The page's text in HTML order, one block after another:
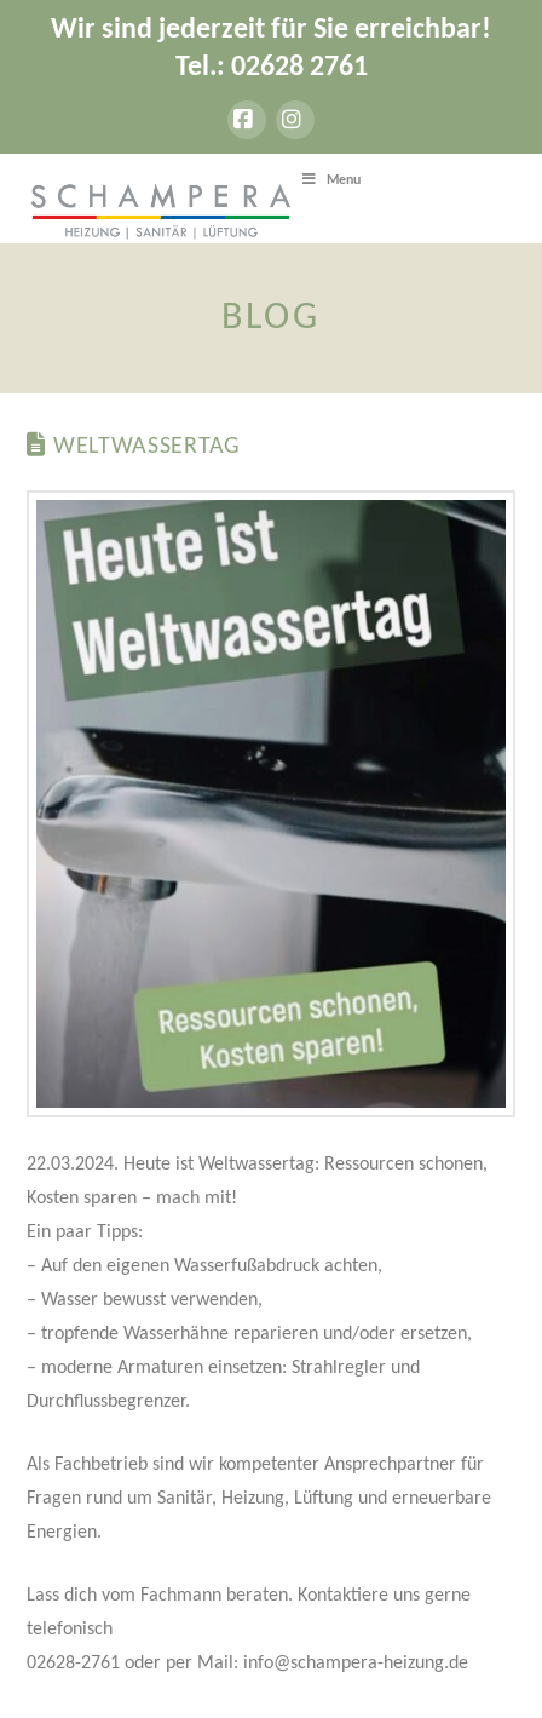
Wir sind jederzeit für Sie erreichbar!
Tel.: 02628 2761
FacebookInstagram
Menu
BLOG
WELTWASSERTAG
22.03.2024. Heute ist Weltwassertag: Ressourcen schonen,
Kosten sparen – mach mit!
Ein paar Tipps:
– Auf den eigenen Wasserfußabdruck achten,
– Wasser bewusst verwenden,
– tropfende Wasserhähne reparieren und/oder ersetzen,
– moderne Armaturen einsetzen: Strahlregler und
Durchflussbegrenzer.
Als Fachbetrieb sind wir kompetenter Ansprechpartner für
Fragen rund um Sanitär, Heizung, Lüftung und erneuerbare
Energien.
Lass dich vom Fachmann beraten. Kontaktiere uns gerne
telefonisch
02628-2761 oder per Mail: info@schampera-heizung.de